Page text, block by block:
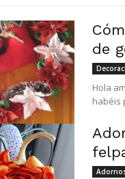
de
Hola
habéis